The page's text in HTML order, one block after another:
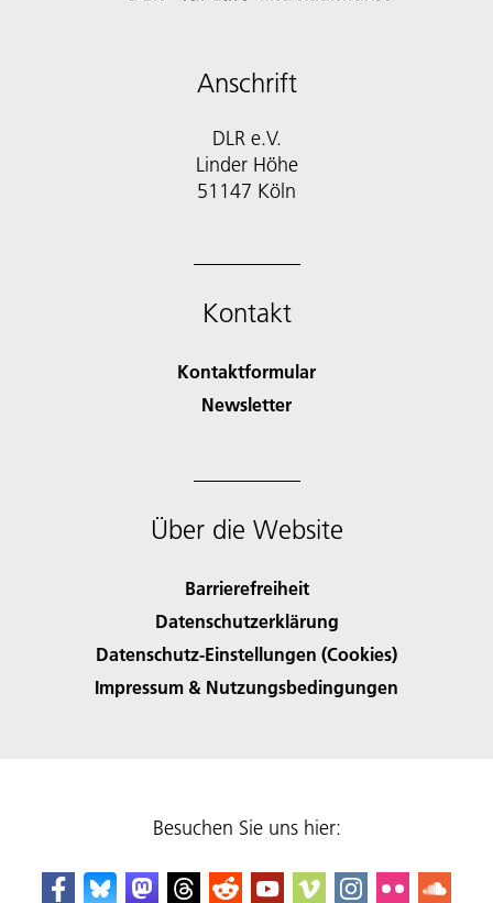
Anschrift
DLR e.V.
Linder Höhe
51147 Köln
Kontakt
Kontaktformular
Newsletter
Über die Website
Barrierefreiheit
Datenschutzerklärung
Datenschutz-Einstellungen (Cookies)
Impressum & Nutzungsbedingungen
Besuchen Sie uns hier: